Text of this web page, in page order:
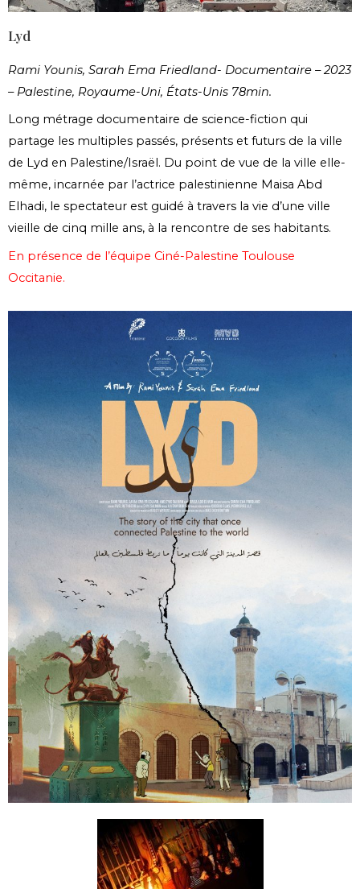
Lyd
Rami Younis, Sarah Ema Friedland- Documentaire – 2023
– Palestine, Royaume-Uni, États-Unis 78min.
Long métrage documentaire de science-fiction qui
partage les multiples passés, présents et futurs de la ville
de Lyd en Palestine/Israël. Du point de vue de la ville elle-
même, incarnée par l’actrice palestinienne Maisa Abd
Elhadi, le spectateur est guidé à travers la vie d’une ville
vieille de cinq mille ans, à la rencontre de ses habitants.
En présence de l’équipe Ciné-Palestine Toulouse
Occitanie.